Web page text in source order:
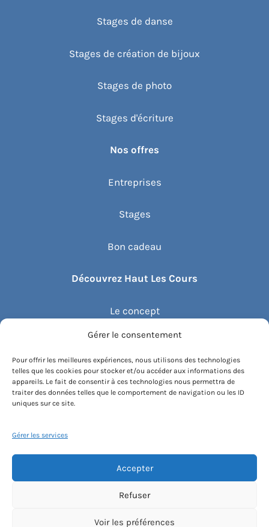
Gérer le consentement
Pour offrir les meilleures expériences, nous utilisons des technologies
telles que les cookies pour stocker et/ou accéder aux informations des
appareils. Le fait de consentir à ces technologies nous permettra de
traiter des données telles que le comportement de navigation ou les ID
uniques sur ce site.
Gérer les services
Accepter
Refuser
Voir les préférences
Stages de danse
Stages de création de bijoux
Stages de photo
Stages d'écriture
Nos offres
Entreprises
Stages
Bon cadeau
Découvrez Haut Les Cours
Le concept
Blog
Conditions générales de vente
Mentions légales